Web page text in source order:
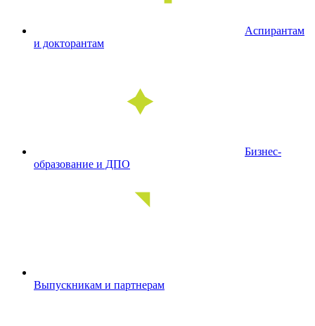
Аспирантам
и докторантам
Бизнес-
образование и ДПО
Выпускникам и партнерам